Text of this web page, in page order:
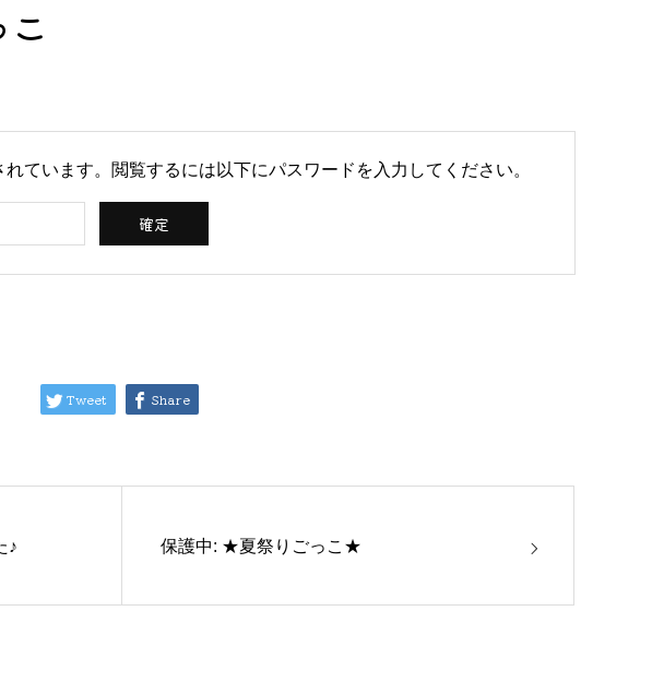
ています。閲覧するには以下にパスワードを入力してください。
Tweet Share
♪ 保護中: ★夏祭りごっこ★